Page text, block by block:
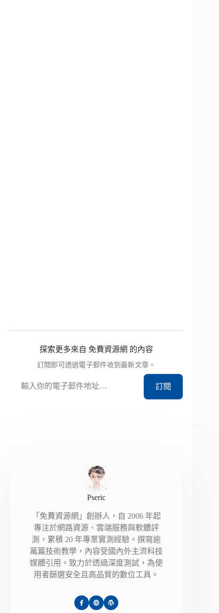
探索更多來自 免費資源網 的內容
訂閱即可透過電子郵件收到最新文章。
訂閱
Pseric
「免費資源網」創辦人，自 2006 年起
專注於網路資源、雲端服務與軟體評
測，累積 20 年專業實測經驗。撰寫逾
萬篇技術教學，內容受國內外主流科技
媒體引用。致力於透過深度測試，為使
用者篩選安全且高品質的數位工具。